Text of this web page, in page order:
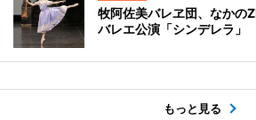
牧阿佐美バレヱ団、なかの
バレエ公演「シンデレラ」
もっと見る